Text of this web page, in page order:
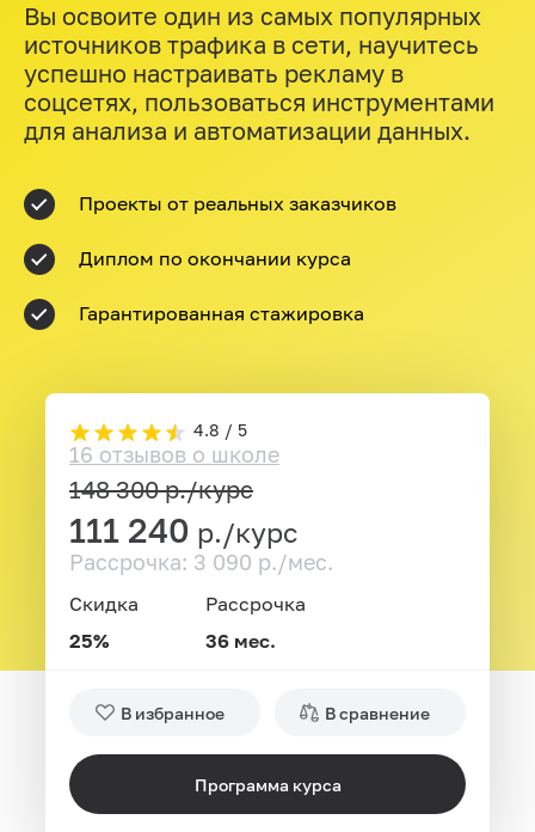
Вы освоите один из самых популярных
источников трафика в сети, научитесь
успешно настраивать рекламу в
соцсетях, пользоваться инструментами
для анализа и автоматизации данных.
Проекты от реальных заказчиков
Диплом по окончании курса
Гарантированная стажировка
4.8 / 5
16 отзывов о школе
148 300р./курс
111 240 р./курс
Рассрочка: 3 090 р./мес.
Скидка
25%
Рассрочка
36 мес.
В избранное В сравнение
Программа курса